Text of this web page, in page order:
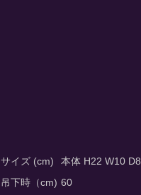
サイズ (cm)
本体 H22 W10
吊下時（cm) 60